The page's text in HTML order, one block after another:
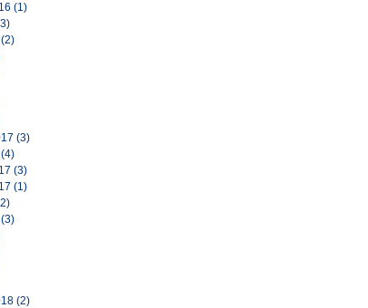
(1)
(2)
(3)
(4)
(3)
(1)
(3)
(2)